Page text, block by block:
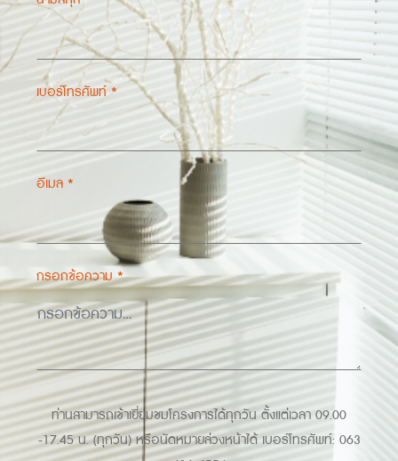
เบอร์โทรศัพท์ *
อีเมล *
กรอกข้อความ *
ท่านสามารถเข้าเยี่ยมชมโครงการได้ทุกวัน ตั้งแต่เวลา 09.00
-17.45 น. (ทุกวัน) หรือนัดหมายล่วงหน้าได้ เบอร์โทรศัพท์: 063